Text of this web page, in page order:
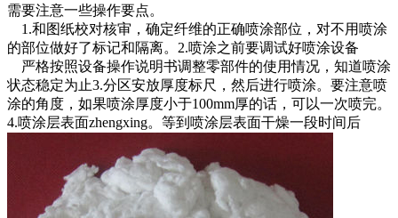
需要注意一些操作要点。
1.和图纸校对核审，确定纤维的正确喷涂部位，对不用喷涂
的部位做好了标记和隔离。2.喷涂之前要调试好喷涂设备
严格按照设备操作说明书调整零部件的使用情况，知道喷涂
状态稳定为止3.分区安放厚度标尺，然后进行喷涂。要注意喷
涂的角度，如果喷涂厚度小于100mm厚的话，可以一次喷完。
4.喷涂层表面zhengxing。等到喷涂层表面干燥一段时间后